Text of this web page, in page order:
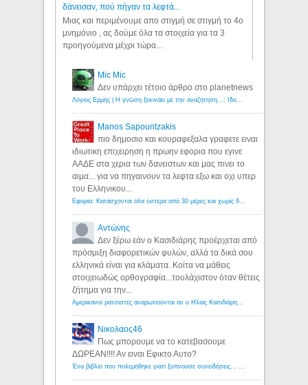
δάνεισαν, πού πήγαν τα λεφτά...
Μιας και περιμένουμε απο στιγμή σε στιγμή το 4ο
μνημόνιο , ας δούμε όλα τα στοιχεία για τα 3
προηγούμενα μέχρι τώρα...
Mic Mic
Δεν υπάρχει τέτοιο άρθρο στο planetnews
Λόγιος Ερμής | Η γνώση ξεκινάει με την αναζήτηση...: Ιδού οι 18 που χρωστούν 11 δις ευρώ!
Manos Sapountzakis
πιο δημοσιο και κουραφεξαλα γραφετε ειναι
ιδιωτικη επιχειρηση η πρωην εφορια που εγινε
ΑΑΔΕ στα χερια των δανειστων και μας πινει το
αιμα... για να πηγαινουν τα λεφτα εξω και οχι υπερ
του Ελληνικου...
Εφορία: Κατάσχονται όλα ύστερα από 30 μέρες και χωρίς δικαστικές αποφάσεις - Λόγιος Ερμής
Αντώνης
Δεν ξέρω εάν ο Κασιδιάρης προέρχεται από
πρόσμιξη διαφορετικών φυλών, αλλά τα δικά σου
ελληνικά είναι για κλάματα. Κοίτα να μάθεις
στοιχειωδώς ορθογραφία...τουλάχιστον όταν θέτεις
ζήτημα για την...
Αμερικανοί ρατσιστές αναρωτιούνται αν ο Ηλίας Κασιδιάρης ανήκει στη λευκή φυλή... - Λόγιος Ερμής
Νικολαος46
Πως μπορουμε να το κατεβασουμε
ΔΩΡΕΑΝ!!!! Αν ειναι Εφικτο Αυτο?
Ένα βιβλίο που πολεμήθηκε γιατί ξυπνούσε συνειδήσεις... - Λόγιος Ερμής | Η γνώση ξεκινάει με την αναζήτηση...